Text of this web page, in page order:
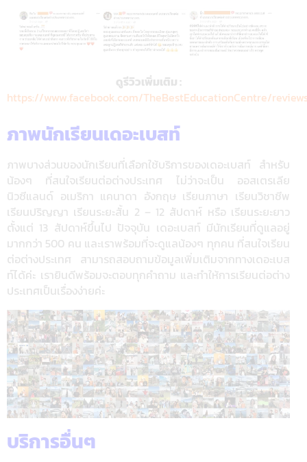
ดูรีวิวเพิ่มเติม :
https://www.facebook.com/TheBestEducationCentre/
ภาพนักเรียนเดอะเบสท์
ภาพบางส่วนของนักเรียนที่เลือกใช้บริการของเดอะเบสท์ สำหรับ
น้องๆ ที่สนใจเรียนต่อต่างประเทศ ไม่ว่าจะเป็น ออสเตรเลีย
นิวซีแลนด์ อเมริกา แคนาดา อังกฤษ เรียนภาษา เรียนวิชาชีพ
เรียนปริญญา เรียนระยะสั้น 2 – 12 สัปดาห์ หรือ เรียนระยะยาว
ตั้งแต่ 13 สัปดาห์ขึ้นไป ปัจจุบัน เดอะเบสท์ มีนักเรียนที่ดูแลอยู่
มากกว่า 500 คน และเราพร้อมที่จะดูแลน้องๆ ทุกคน ที่สนใจเรียน
ต่อต่างประเทศ สามารถสอบถามข้อมูลเพิ่มเติมจากทางเดอะเบส
ท์ได้ค่ะ เรายินดีพร้อมจะตอบทุกคำถาม และทำให้การเรียนต่อต่าง
ประเทศเป็นเรื่องง่ายค่ะ
บริการอื่นๆ